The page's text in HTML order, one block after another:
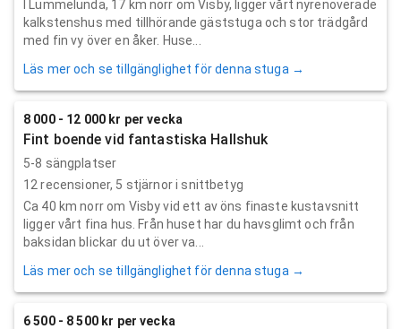
I Lummelunda, 17 km norr om Visby, ligger vårt nyrenoverade
kalkstenshus med tillhörande gäststuga och stor trädgård
med fin vy över en åker. Huse...
Läs mer och se tillgänglighet för denna stuga →
8 000 - 12 000 kr per vecka
Fint boende vid fantastiska Hallshuk
5-8 sängplatser
12 recensioner, 5 stjärnor i snittbetyg
Ca 40 km norr om Visby vid ett av öns finaste kustavsnitt
ligger vårt fina hus. Från huset har du havsglimt och från
baksidan blickar du ut över va...
Läs mer och se tillgänglighet för denna stuga →
6 500 - 8 500 kr per vecka